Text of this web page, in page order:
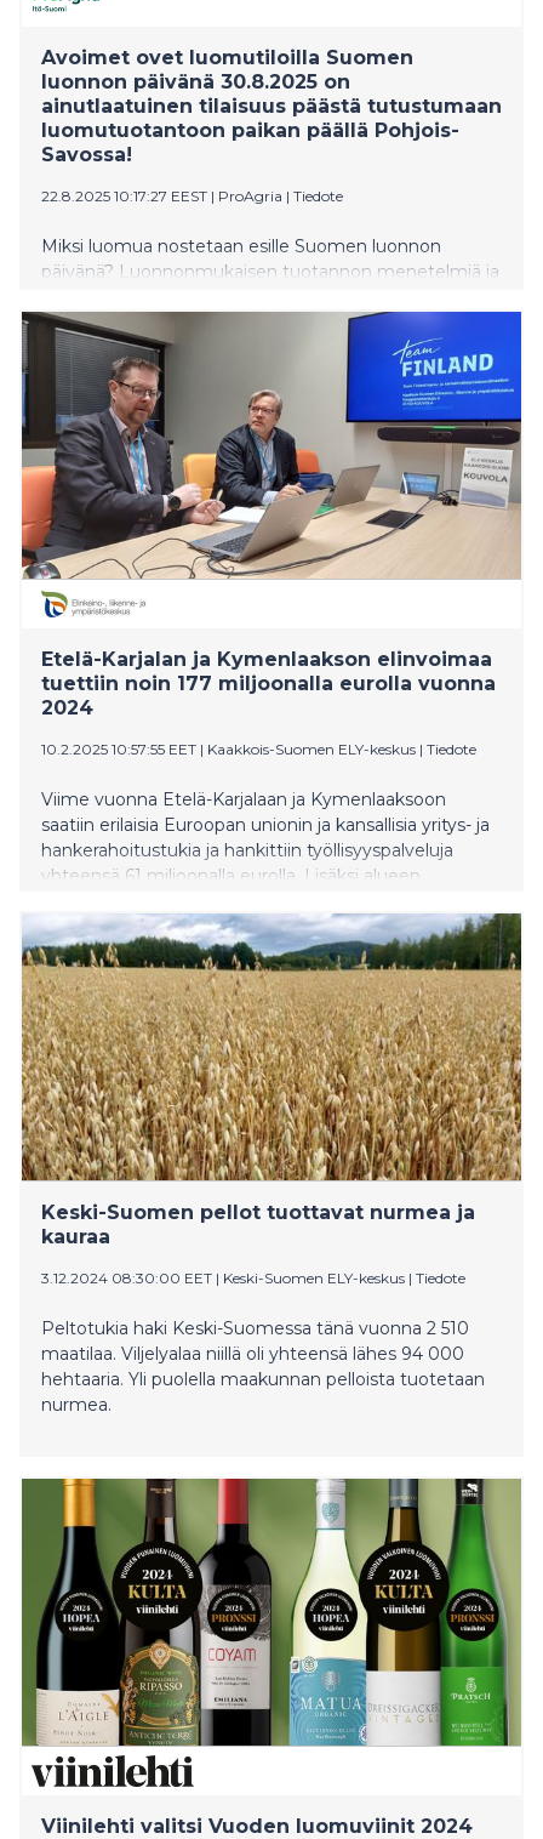
Avoimet ovet luomutiloilla Suomen
luonnon päivänä 30.8.2025 on
ainutlaatuinen tilaisuus päästä tutustumaan
luomutuotantoon paikan päällä Pohjois-
Savossa!
22.8.2025 10:17:27 EEST | ProAgria | Tiedote
Miksi luomua nostetaan esille Suomen luonnon
päivänä? Luonnonmukaisen tuotannon menetelmiä ja
tärkeä luonnon hyvinvointia edistävä teko.
Luomutuotanto varmistaa vesistöjen pysymistä
hyvässä tilassa. Sisävesien pinta-ala on Pohjois-
Savossa maakunnan pinta-alasta laskien 18 prosenttia.
Luomun vähimmäisvaatimuksena oleva
kasvinvuorotus, missä paljon muokkausta vaativat
kasvit ja koko kesän muokkaamatta olevat
nurmikasvustot vuorottelevat, vähentää rantapeltojen
maaeroosiota ja siten vesistökuormitusta.
Luomuviljelmillä ei käytetä, eikä siten myöskään pääse
vesistöihin, synteettisesti valmistettuja torjunta-
aineita, jotka hyvinkin pieninä pitoisuuksina haittaavat
tuotanto edistää luonnon monimuotoisuutta.
Luomueläintiloilla eläimet laiduntavat pitkän
laidunkauden. Tiloilla on hyvin usein peltolaitumien
muodostuu rikas kasvi- ja hyönteisla
Etelä-Karjalan ja Kymenlaakson elinvoimaa
tuettiin noin 177 miljoonalla eurolla vuonna
2024
10.2.2025 10:57:55 EET | Kaakkois-Suomen ELY-keskus | Tiedote
Viime vuonna Etelä-Karjalaan ja Kymenlaaksoon
saatiin erilaisia Euroopan unionin ja kansallisia yritys- ja
hankerahoitustukia ja hankittiin työllisyyspalveluja
yhteensä 61 miljoonalla eurolla. Lisäksi alueen
ylläpidettiin ja korjattiin lähes 50 miljoonalla eurolla.
Maatalouden tulotukea maksettiin 66,7 miljoonaa
euroa.
Keski-Suomen pellot tuottavat nurmea ja
kauraa
3.12.2024 08:30:00 EET | Keski-Suomen ELY-keskus | Tiedote
Peltotukia haki Keski-Suomessa tänä vuonna 2 510
maatilaa. Viljelyalaa niillä oli yhteensä lähes 94 000
hehtaaria. Yli puolella maakunnan pelloista tuotetaan
nurmea.
Viinilehti valitsi Vuoden luomuviinit 2024